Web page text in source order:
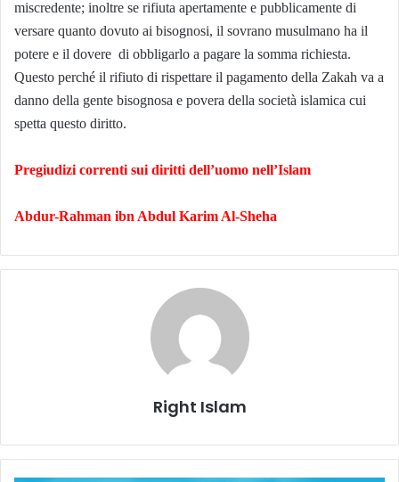
miscredente; inoltre se rifiuta apertamente e pubblicamente di
versare quanto dovuto ai bisognosi, il sovrano musulmano ha il
potere e il dovere di obbligarlo a pagare la somma richiesta.
Questo perché il rifiuto di rispettare il pagamento della Zakah va a
danno della gente bisognosa e povera della società islamica cui
spetta questo diritto.
Pregiudizi correnti sui diritti dell’uomo nell’Islam
Abdur-Rahman ibn Abdul Karim Al-Sheha
Right Islam